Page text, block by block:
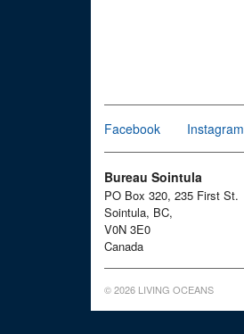
Facebook Instagram
Bureau Sointula
PO Box 320, 235 First St.
Sointula, BC,
V0N 3E0
Canada
© 2026 LIVING OCEANS